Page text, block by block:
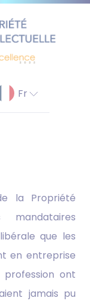
la Propriété
que les
en entreprise
ont
jamais pu